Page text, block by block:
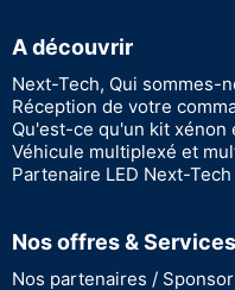
A découvrir
Next-Tech, Qui sommes-
Réception de votre
Qu'est-ce qu'un kit xénon
Véhicule multiplexé et
Partenaire LED Next-Tech
Nos offres & Services
Nos partenaires /